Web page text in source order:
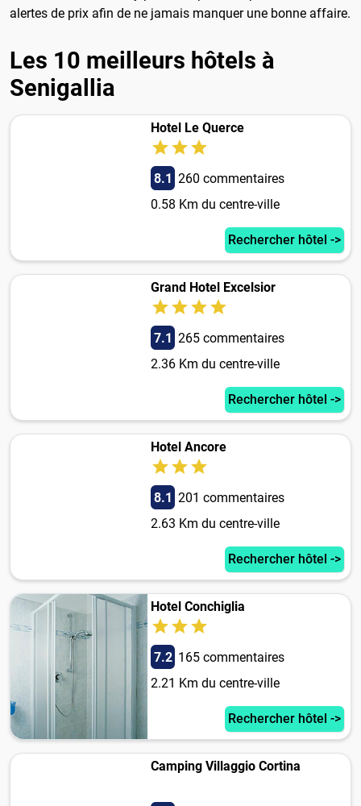
alertes de prix afin de ne jamais manquer une bonne affaire.
Les 10 meilleurs hôtels à
Senigallia
Hotel Le Querce
8.1 260 commentaires
0.58 Km du centre-ville
Rechercher hôtel ->
Grand Hotel Excelsior
7.1 265 commentaires
2.36 Km du centre-ville
Rechercher hôtel ->
Hotel Ancore
8.1 201 commentaires
2.63 Km du centre-ville
Rechercher hôtel ->
Hotel Conchiglia
7.2 165 commentaires
2.21 Km du centre-ville
Rechercher hôtel ->
Camping Villaggio Cortina